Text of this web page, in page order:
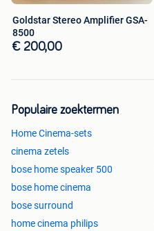
Goldstar Stereo Amplifier GSA-
8500
€ 200,00
Populaire zoektermen
Home Cinema-sets
cinema zetels
bose home speaker 500
bose home cinema
bose surround
home cinema philips